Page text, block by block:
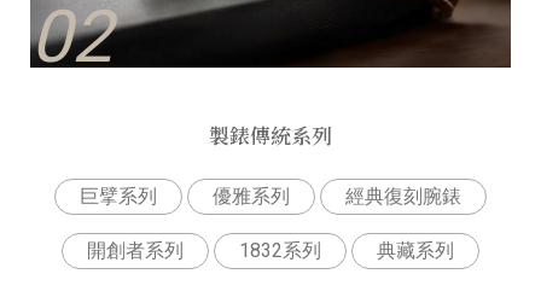
02
製錶傳統系列
巨擘系列 優雅系列 經典復刻腕錶
開創者系列 1832系列 典藏系列